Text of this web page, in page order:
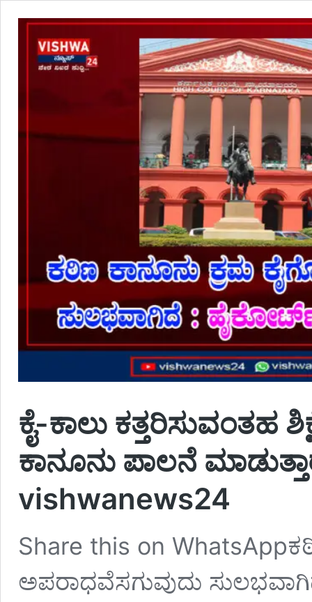
ಕೈ-ಕಾಲು ಕತ್ತರಿಸುವಂತಹ
ಕಾನೂನು ಪಾಲನೆ
vishwanews24
Share this on
ಅಪರಾಧವೆಸಗುವುದು